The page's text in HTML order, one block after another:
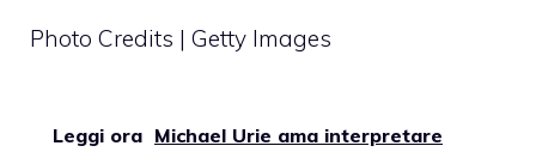
Photo Credits | Getty Images
Leggi ora Michael Urie ama interpretare